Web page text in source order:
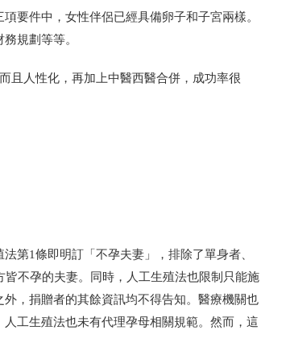
要件中，女性伴侶已經具備卵子和子宮兩樣。
規劃等等。
且人性化，再加上中醫西醫合併，成功率很
第1條即明訂「不孕夫妻」，排除了單身者、
不孕的夫妻。同時，人工生殖法也限制只能施
，捐贈者的其餘資訊均不得告知。醫療機關也
工生殖法也未有代理孕母相關規範。然而，這